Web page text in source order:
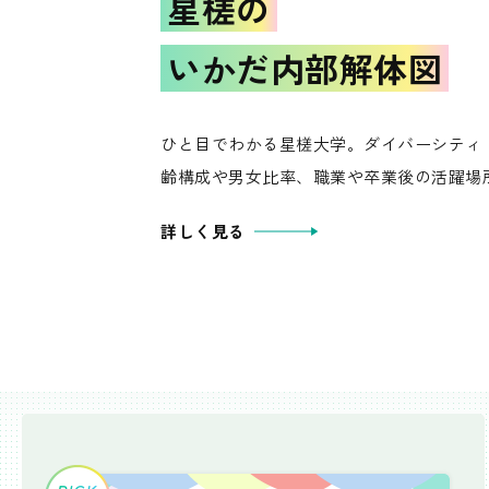
いかだ内部解体図
ひと目でわかる星槎大学。ダイバーシテ
齢構成や男女比率、職業や卒業後の活躍
詳しく見る